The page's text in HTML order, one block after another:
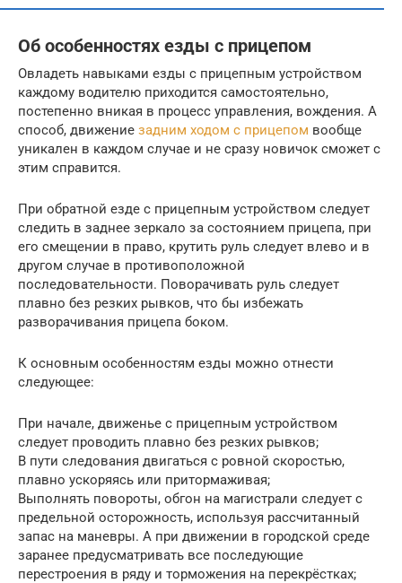
Об особенностях езды с прицепом
Овладеть навыками езды с прицепным устройством
каждому водителю приходится самостоятельно,
постепенно вникая в процесс управления, вождения. А
способ, движение задним ходом с прицепом вообще
уникален в каждом случае и не сразу новичок сможет с
этим справится.
При обратной езде с прицепным устройством следует
следить в заднее зеркало за состоянием прицепа, при
его смещении в право, крутить руль следует влево и в
другом случае в противоположной
последовательности. Поворачивать руль следует
плавно без резких рывков, что бы избежать
разворачивания прицепа боком.
К основным особенностям езды можно отнести
следующее:
При начале, движенье с прицепным устройством
следует проводить плавно без резких рывков;
В пути следования двигаться с ровной скоростью,
плавно ускоряясь или притормаживая;
Выполнять повороты, обгон на магистрали следует с
предельной осторожность, используя рассчитанный
запас на маневры. А при движении в городской среде
заранее предусматривать все последующие
перестроения в ряду и торможения на перекрёстках;